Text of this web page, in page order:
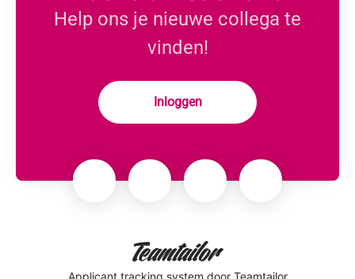
Help ons je nieuwe collega te
vinden!
Inloggen
Applicant tracking system door Teamtailor